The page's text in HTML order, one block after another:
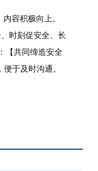
容积极向上。
时刻促安全、长
【共同缔造安全
于及时沟通。